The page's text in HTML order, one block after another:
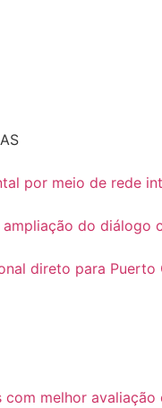
por meio de rede
do diálogo
direto para Puerto
melhor